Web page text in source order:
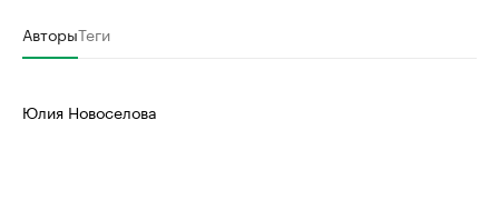
АвторыТеги
Юлия Новоселова